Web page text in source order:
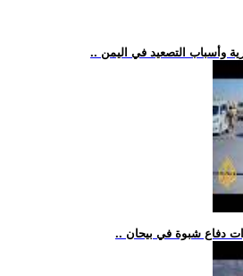
وأسباب التصعيد في اليمن
دفاع شبوة في بيحان